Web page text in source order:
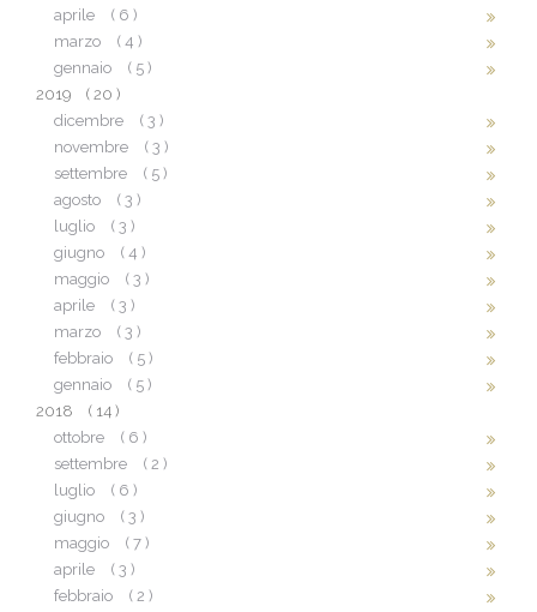
aprile
( 6 )
marzo
( 4 )
gennaio
( 5 )
2019
( 20 )
dicembre
( 3 )
novembre
( 3 )
settembre
( 5 )
agosto
( 3 )
luglio
( 3 )
giugno
( 4 )
maggio
( 3 )
aprile
( 3 )
marzo
( 3 )
febbraio
( 5 )
gennaio
( 5 )
2018
( 14 )
ottobre
( 6 )
settembre
( 2 )
luglio
( 6 )
giugno
( 3 )
maggio
( 7 )
aprile
( 3 )
febbraio
( 2 )